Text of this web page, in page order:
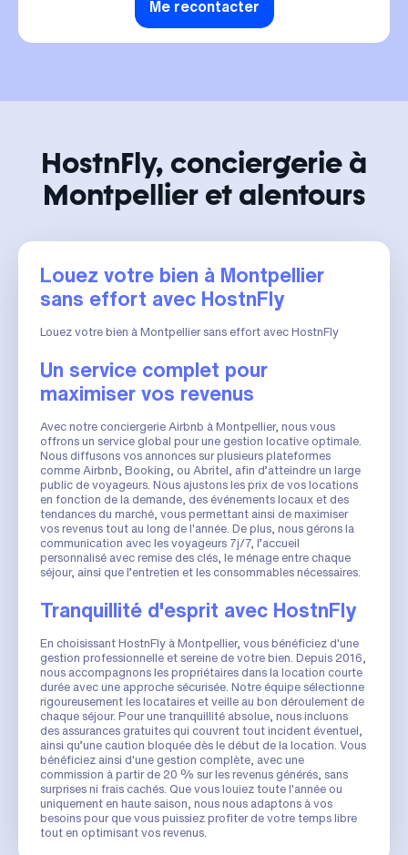
Me recontacter
HostnFly, conciergerie à
Montpellier et alentours
Louez votre bien à Montpellier
sans effort avec HostnFly
Louez votre bien à Montpellier sans effort avec HostnFly
Un service complet pour
maximiser vos revenus
Avec notre conciergerie Airbnb à Montpellier, nous vous
offrons un service global pour une gestion locative optimale.
Nous diffusons vos annonces sur plusieurs plateformes
comme Airbnb, Booking, ou Abritel, afin d’atteindre un large
public de voyageurs. Nous ajustons les prix de vos locations
en fonction de la demande, des événements locaux et des
tendances du marché, vous permettant ainsi de maximiser
vos revenus tout au long de l'année. De plus, nous gérons la
communication avec les voyageurs 7j/7, l’accueil
personnalisé avec remise des clés, le ménage entre chaque
séjour, ainsi que l’entretien et les consommables nécessaires.
Tranquillité d'esprit avec HostnFly
En choisissant HostnFly à Montpellier, vous bénéficiez d'une
gestion professionnelle et sereine de votre bien. Depuis 2016,
nous accompagnons les propriétaires dans la location courte
durée avec une approche sécurisée. Notre équipe sélectionne
rigoureusement les locataires et veille au bon déroulement de
chaque séjour. Pour une tranquillité absolue, nous incluons
des assurances gratuites qui couvrent tout incident éventuel,
ainsi qu’une caution bloquée dès le début de la location. Vous
bénéficiez ainsi d'une gestion complète, avec une
commission à partir de 20 % sur les revenus générés, sans
surprises ni frais cachés. Que vous louiez toute l'année ou
uniquement en haute saison, nous nous adaptons à vos
besoins pour que vous puissiez profiter de votre temps libre
tout en optimisant vos revenus.